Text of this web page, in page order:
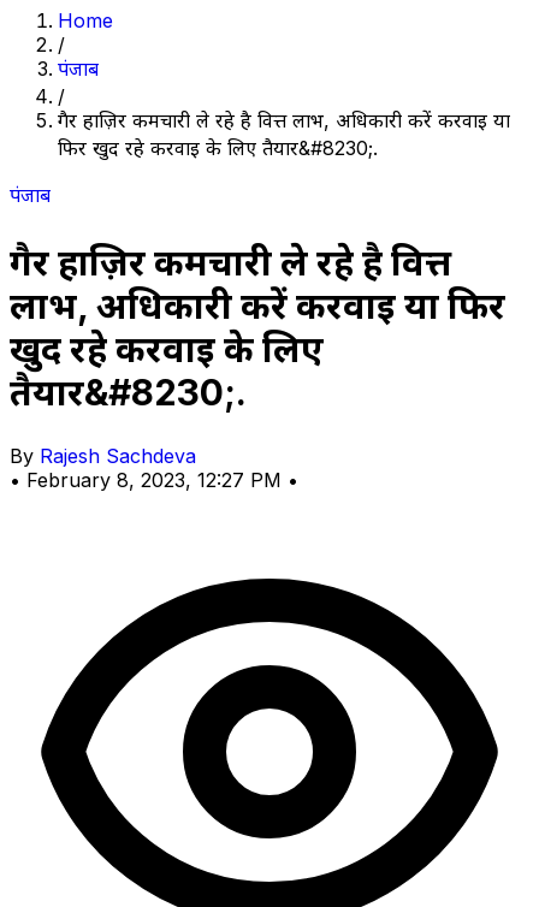
Home
/
पंजाब
/
गैर हाज़िर कर्मचारी ले रहे है वित्त लाभ, अधिकारी करें करवाई या
फिर खुद रहे करवाई के लिए तैयार&#8230;.
पंजाब
गैर हाज़िर कर्मचारी ले रहे है वित्त
लाभ, अधिकारी करें करवाई या फिर
खुद रहे करवाई के लिए
तैयार&#8230;.
By Rajesh Sachdeva
• February 8, 2023, 12:27 PM •